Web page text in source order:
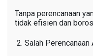
Tanpa perencanaan
tidak efisien dan
Salah Perencanaan